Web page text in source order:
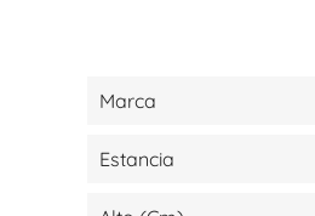
Marca
Estancia